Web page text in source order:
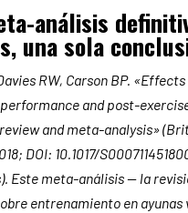
análisis
una sola
RW, Carson BP.
and post-
and meta-analysis»
DOI: 10.1017/
Este meta-análisis — la
entrenamiento en